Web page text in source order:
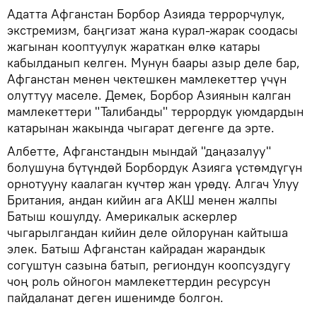
Адатта Афганстан Борбор Азияда террорчулук,
экстремизм, баңгизат жана курал-жарак соодасы
жагынан кооптуулук жараткан өлкө катары
кабылданып келген. Мунун баары азыр деле бар,
Афганстан менен чектешкен мамлекеттер үчүн
олуттуу маселе. Демек, Борбор Азиянын калган
мамлекеттери "Талибанды" террордук уюмдардын
катарынан жакында чыгарат дегенге да эрте.
Албетте, Афганстандын мындай "даңазалуу"
болушуна бүтүндөй Борбордук Азияга үстөмдүгүн
орнотууну каалаган күчтөр жан үрөдү. Алгач Улуу
Британия, андан кийин ага АКШ менен жалпы
Батыш кошулду. Америкалык аскерлер
чыгарылгандан кийин деле ойлорунан кайтыша
элек. Батыш Афганстан кайрадан жарандык
согуштун сазына батып, региондун коопсуздугу
чоң роль ойногон мамлекеттердин ресурсун
пайдаланат деген ишенимде болгон.